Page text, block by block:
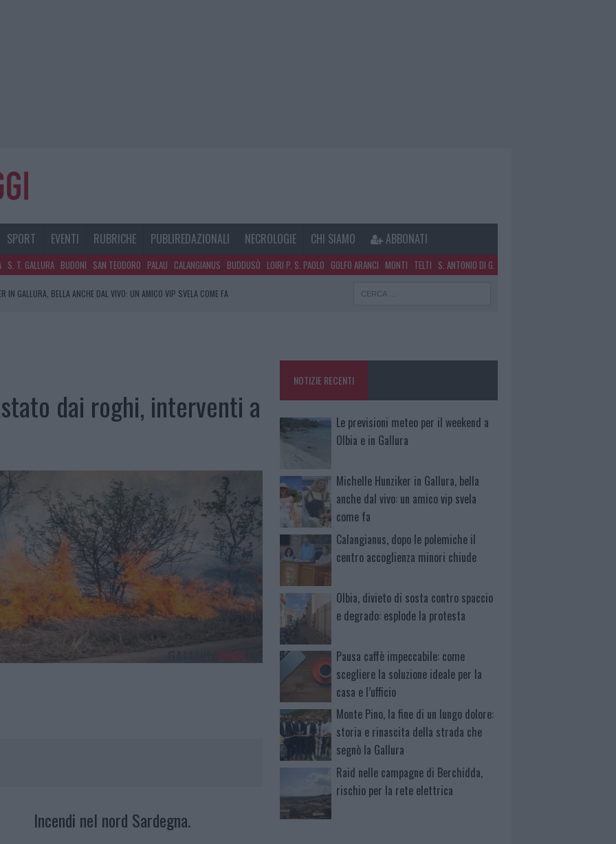
SPORT EVENTI RUBRICHE PUBLIREDAZIONALI NECROLOGIE CHI SIAMO ABBONATI
S. T. GALLURA BUDONI SAN TEODORO PALAU CALANGIANUS BUDDUSÒ LOIRI P. S. PAOLO GOLFO ARANCI MONTI TELTI S. ANTONIO DI G.
IN GALLURA, BELLA ANCHE DAL VIVO: UN AMICO VIP SVELA COME FA
dai roghi, interventi a
Incendi nel nord Sardegna.
NOTIZIE RECENTI
Le previsioni meteo per il weekend a
Olbia e in Gallura
Michelle Hunziker in Gallura, bella
anche dal vivo: un amico vip svela
come fa
Calangianus, dopo le polemiche il
centro accoglienza minori chiude
Olbia, divieto di sosta contro spaccio
e degrado: esplode la protesta
Pausa caffè impeccabile: come
scegliere la soluzione ideale per la
casa e l’ufficio
Monte Pino, la fine di un lungo dolore:
storia e rinascita della strada che
segnò la Gallura
Raid nelle campagne di Berchidda,
rischio per la rete elettrica